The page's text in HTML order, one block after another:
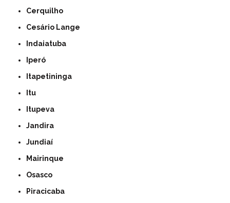
Cerquilho
Cesário Lange
Indaiatuba
Iperó
Itapetininga
Itu
Itupeva
Jandira
Jundiaí
Mairinque
Osasco
Piracicaba